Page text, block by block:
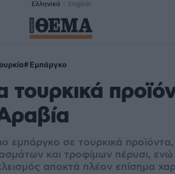
Ελληνικά English
Εμπάργκο
τουρκικά
εμπάργκο σε τουρκικά προϊόντα,
και τροφίμων πέρυσι,
αποκτά πλέον επίσημα